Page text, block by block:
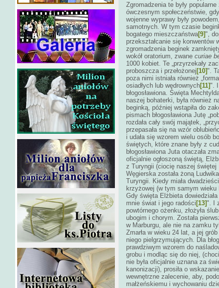
Zgromadzenia te były
ówczesnym społeczeństwie,
wojenne wyprawy były
samotnych. W tym czasie
bogatego mieszczaństwa[9]",
przekształcanie się konwentów
zgromadzenia beginek
wokół oratorium, zwane curiae
1000 kobiet. Te „przyrzekały
proboszcza i przełożonej [10]".
poza nimi istniała również
osiadłych lub wędrownych[11]". I
błogosławiona. Święta
naszej bohaterki, była również
beginką, później wstąpiła do
pismach błogosławiona Jutę
rozdała cały swój majątek,
przepasała się na wzór
i udała się wzorem wielu osób
świętych, które znane były z
błogosławiona Juta otaczała
oficjalnie ogłoszoną świętą,
z Turyngii (ciocię naszej świętej
Węgierska została żoną
Turyngii. Kiedy miała
krzyżowej (w tym samym wieku
Gdy święta Elżbieta
mnie świat i jego radości [13]". I
powtórnego ożenku, złożyła
ubogim i chorym. Została
w Marburgu, ale nie na zamku
Zmarła w wieku 24 lat, a jej
niego pielgrzymujących. Dla
prawdziwym wzorem do
grobu i modląc się do niej,
nie była oficjalnie uznana za
kanonizacji), prosiła o
wewnętrzne zalecenie, aby,
małżeńskiemu i